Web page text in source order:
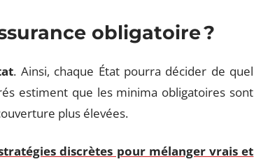
obligatoire?
. Ainsi, chaque État pourra décider de quel
estiment que les minima obligatoires sont
plus élevées.
discrètes pour mélanger vrais et